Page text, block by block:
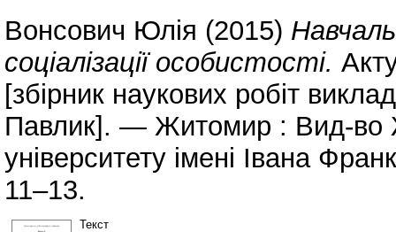
Вонсович Юлія (2015)
соціалізації особистості.
[збірник наукових робіт
Павлик]. — Житомир : Вид-во
університету імені Івана
11–13.
Текст